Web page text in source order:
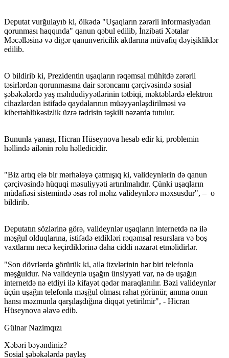
Deputat vurğulayıb ki, ölkədə "Uşaqların zərərli informasiyadan
qorunması haqqında" qanun qəbul edilib, İnzibati Xətalar
Məcəlləsinə və digər qanunvericilik aktlarına müvafiq dəyişikliklər
edilib.
O bildirib ki, Prezidentin uşaqların rəqəmsal mühitdə zərərli
təsirlərdən qorunmasına dair sərəncamı çərçivəsində sosial
şəbəkələrdə yaş məhdudiyyətlərinin tətbiqi, məktəblərdə elektron
cihazlardan istifadə qaydalarının müəyyənləşdirilməsi və
kibertəhlükəsizlik üzrə tədrisin təşkili nəzərdə tutulur.
Bununla yanaşı, Hicran Hüseynova hesab edir ki, problemin
həllində ailənin rolu həlledicidir.
"Biz artıq elə bir mərhələyə çatmışıq ki, valideynlərin də qanun
çərçivəsində hüquqi məsuliyyəti artırılmalıdır. Çünki uşaqların
müdafiəsi sistemində əsas rol məhz valideynlərə məxsusdur", – o
bildirib.
Deputatın sözlərinə görə, valideynlər uşaqların internetdə nə ilə
məşğul olduqlarına, istifadə etdikləri rəqəmsal resurslara və boş
vaxtlarını necə keçirdiklərinə daha ciddi nəzarət etməlidirlər.
"Son dövrlərdə görürük ki, ailə üzvlərinin hər biri telefonla
məşğuldur. Nə valideynlə uşağın ünsiyyəti var, nə də uşağın
internetdə nə etdiyi ilə kifayət qədər maraqlanılır. Bəzi valideynlər
üçün uşağın telefonla məşğul olması rahat görünür, amma onun
hansı məzmunla qarşılaşdığına diqqət yetirilmir", - Hicran
Hüseynova əlavə edib.
Gülnar Nazimqızı
Xəbəri bəyəndiniz?
Sosial şəbəkələrdə paylaş